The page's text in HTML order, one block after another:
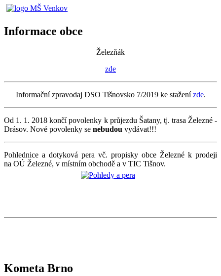
Informace obce
Železňák
zde
Informační zpravodaj DSO Tišnovsko 7/2019 ke staženízde.
Od 1. 1. 2018 končí povolenky k průjezdu Šatany, tj. trasa Železné -
Drásov. Nové povolenky se nebudou vydávat!!!
Pohlednice a dotyková pera vč. propisky obce Železné k prodeji
na OÚ Železné, v místním obchodě a v TIC Tišnov.
Kometa Brno